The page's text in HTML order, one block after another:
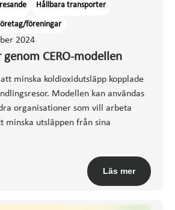
2024
CERO-modellen
minska koldioxidutsläpp kopplade
Modellen kan användas
organisationer som vill arbeta
utsläppen från sina
Hållbara transporter
föreningar
Läs mer